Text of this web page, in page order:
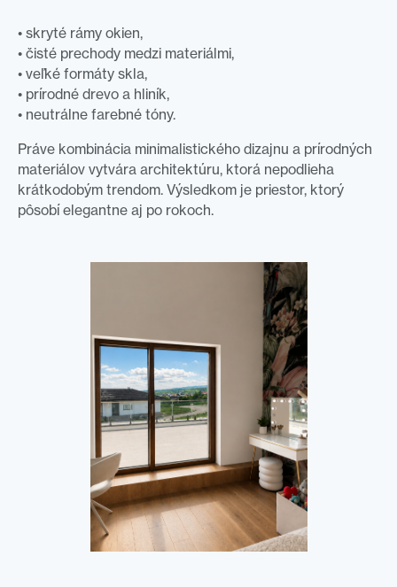
• skryté rámy okien,
• čisté prechody medzi materiálmi,
• veľké formáty skla,
• prírodné drevo a hliník,
• neutrálne farebné tóny.
Práve kombinácia minimalistického dizajnu a prírodných
materiálov vytvára architektúru, ktorá nepodlieha
krátkodobým trendom. Výsledkom je priestor, ktorý
pôsobí elegantne aj po rokoch.